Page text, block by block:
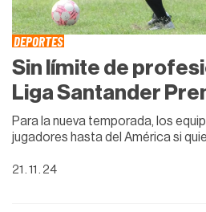
DEPORTES
Sin límite de
Liga Santander
Para la nueva temporada, los
jugadores hasta del América si
21 . 11 . 24